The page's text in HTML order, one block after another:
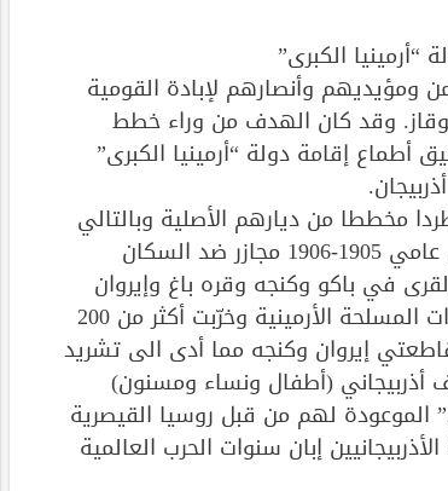
“أرمينيا الكبرى”
ومؤيديهم وأنصارهم لإبادة القومية
وقد كان الهدف من وراء خطط
أطماع إقامة دولة “أرمينيا الكبرى”
مخططا من ديارهم الأصلية وبالتالي
تعريضهم للتصفية العرقية والإبادة الجماعية. حيث ارتكب الأرمن خلال عامي 1905-1906 مجازر ضد السكان
في باكو وكنجه وقره باغ وإيروان
وناختشفان وتفليس وزنكزور وقازاخ وغيرها من المناطق. دمّرت الوحدات المسلحة الأرمينية وخرّبت أكثر من 200
إيروان وكنجه مما أدى الى تشريد
الآلاف من ديارهم الأصلية. قتل الأرمن أكثر من 200 ألف أذربيجاني (أطفال ونساء ومسنون)
الموعودة لهم من قبل روسيا القيصرية
إبان سنوات الحرب العالمية